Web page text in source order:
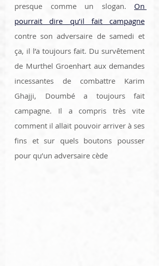
presque comme un slogan. On
pourrait dire qu’il fait campagne
contre son adversaire de samedi et
ça, il l’a toujours fait. Du survêtement
de Murthel Groenhart aux demandes
incessantes de combattre Karim
Ghajji, Doumbé a toujours fait
campagne. Il a compris très vite
comment il allait pouvoir arriver à ses
fins et sur quels boutons pousser
pour qu’un adversaire cède